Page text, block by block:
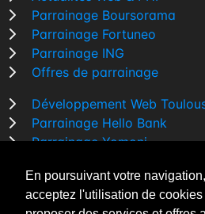
En poursuivant votre
acceptez l'utilisation de
Parrainage Boursorama
Parrainage Fortuneo
Parrainage ING
Offres de parrainage
Développement Web
Parrainage Hello Bank
Parrainage Yomoni
Comparatif banque